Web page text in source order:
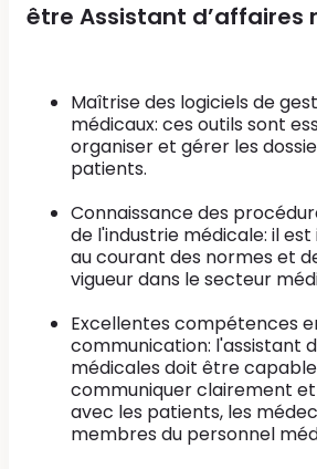
être Assistant d’affaires
Maîtrise des logiciels de
médicaux: ces outils sont
organiser et gérer les
patients.
Connaissance des
de l'industrie médicale: il
au courant des normes et
vigueur dans le secteur
Excellentes compétences
communication: l'assistant
médicales doit être
communiquer clairement
avec les patients, les
membres du personnel